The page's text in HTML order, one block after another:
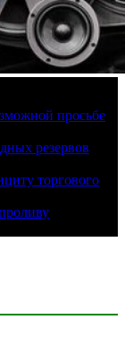
просьбе
резервов
торгового